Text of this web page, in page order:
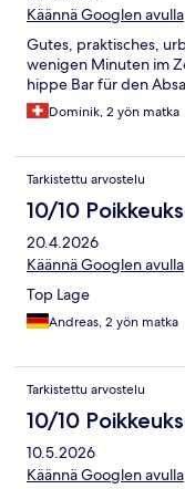
Käännä Googlen avulla
Gutes, praktisches,
wenigen Minuten im
hippe Bar für den
Dominik, 2 yön matka
Tarkistettu arvostelu
10/10
20.4.2026
Käännä Googlen avulla
Top Lage
Andreas, 2 yön matka
Tarkistettu arvostelu
10/10
10.5.2026
Käännä Googlen avulla